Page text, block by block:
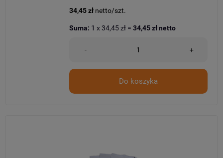
34,45 zł netto/szt.
- +
Do koszyka
Suma: 1 x34,45 zł = 34,45 złnetto